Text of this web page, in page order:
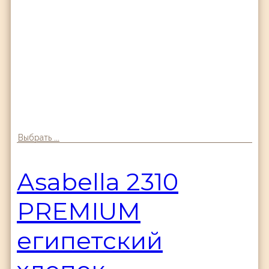
Выбрать ...
Аsabella 2310
PREMIUM
египетский